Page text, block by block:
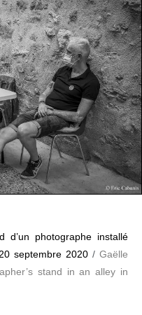
d’un photographe installé
septembre 2020 /Gaëlle
stand in an alley in